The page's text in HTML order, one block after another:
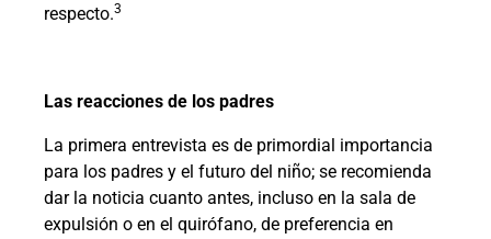
respecto.3
Las reacciones de los padres
La primera entrevista es de primordial importancia
para los padres y el futuro del niño; se recomienda
dar la noticia cuanto antes, incluso en la sala de
expulsión o en el quirófano, de preferencia en